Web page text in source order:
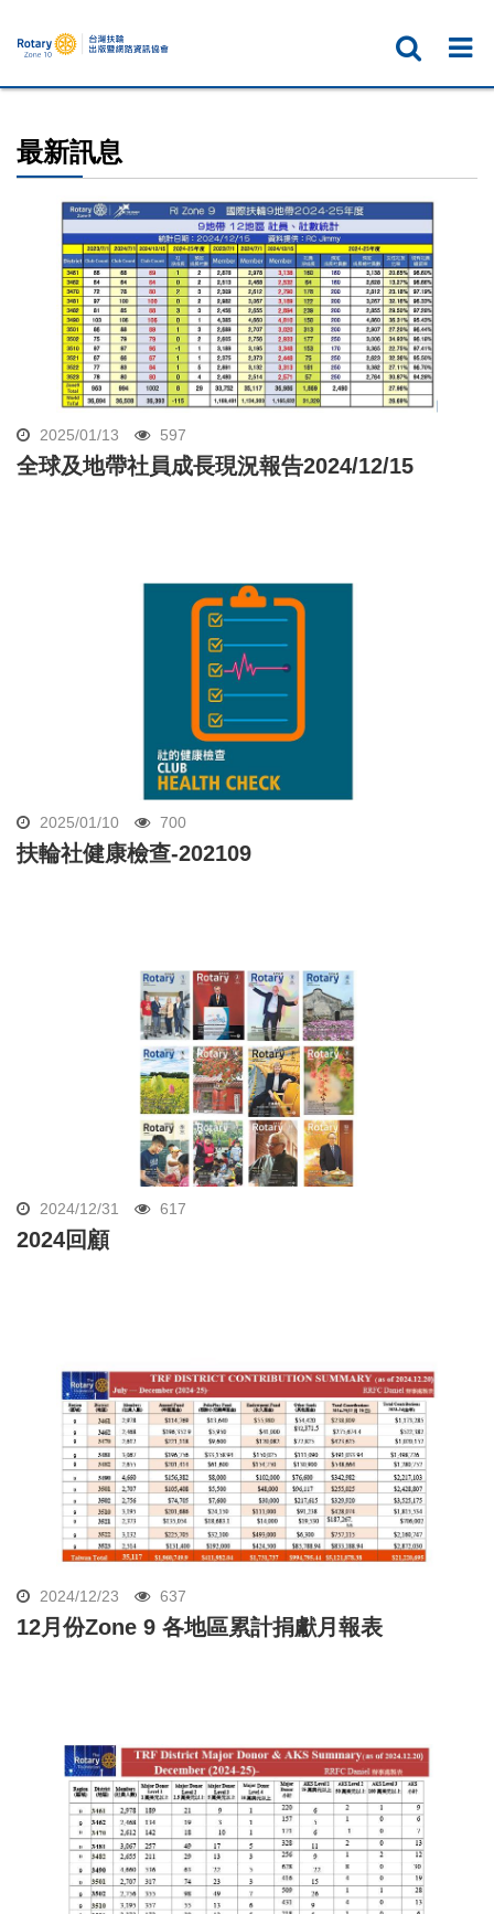
最新訊息
2025/01/13 597
全球及地帶社員成長現況報告2024/12/15
2025/01/10 700
扶輪社健康檢查-202109
2024/12/31 617
2024回顧
2024/12/23 637
12月份Zone 9 各地區累計捐獻月報表